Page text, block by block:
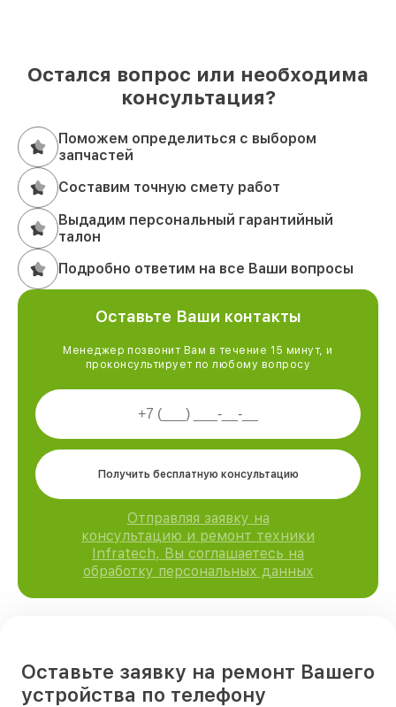
Остался вопрос или необходима
консультация?
Поможем определиться с выбором
запчастей
Составим точную смету работ
Выдадим персональный гарантийный
талон
Подробно ответим на все Ваши вопросы
Оставьте Ваши контакты
Менеджер позвонит Вам в течение 15 минут, и
проконсультирует по любому вопросу
Получить бесплатную консультацию
Отправляя заявку на
консультацию и ремонт техники
Infratech, Вы соглашаетесь на
обработку персональных данных
Оставьте заявку на ремонт Вашего
устройства по телефону